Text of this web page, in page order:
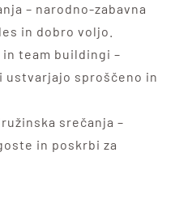
– narodno-zabavna
in dobro voljo.
team buildingi –
sproščeno in
srečanja –
in poskrbi za